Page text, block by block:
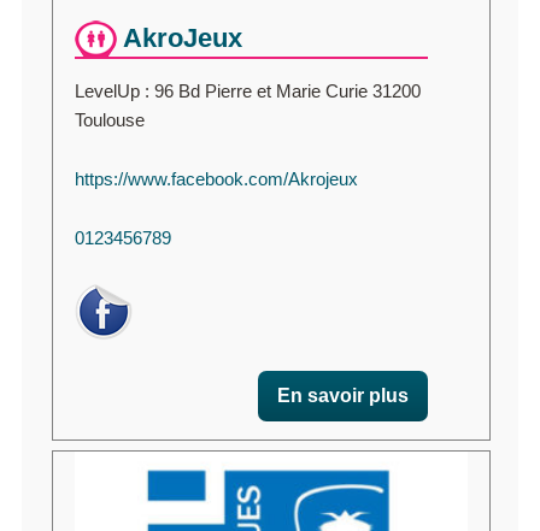
AkroJeux
LevelUp : 96 Bd Pierre et Marie Curie 31200
Toulouse
https://www.facebook.com/Akrojeux
0123456789
En savoir plus